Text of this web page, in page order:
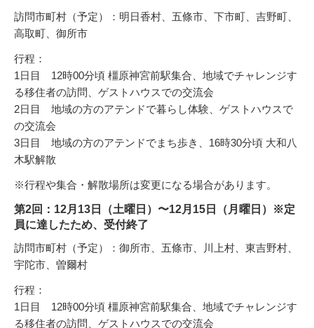
訪問市町村（予定）：明日香村、五條市、下市町、吉野町、
高取町、御所市
行程：
1日目 12時00分頃 橿原神宮前駅集合、地域でチャレンジす
る移住者の訪問、ゲストハウスでの交流会
2日目 地域の方のアテンドで暮らし体験、ゲストハウスで
の交流会
3日目 地域の方のアテンドでまち歩き、16時30分頃 大和八
木駅解散
※行程や集合・解散場所は変更になる場合があります。
第2回：12月13日（土曜日）〜12月15日（月曜日）※定
員に達したため、受付終了
訪問市町村（予定）：御所市、五條市、川上村、東吉野村、
宇陀市、曽爾村
行程：
1日目 12時00分頃 橿原神宮前駅集合、地域でチャレンジす
る移住者の訪問、ゲストハウスでの交流会